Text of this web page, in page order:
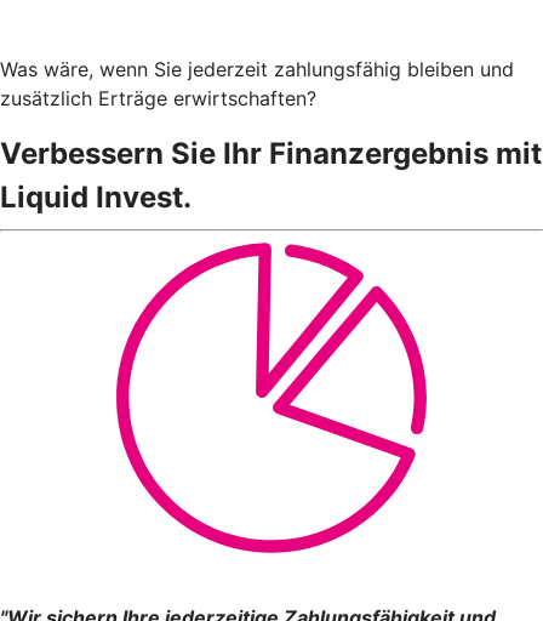
Was wäre, wenn Sie jederzeit zahlungsfähig bleiben und
zusätzlich Erträge erwirtschaften?
Verbessern Sie Ihr Finanzergebnis mit
Liquid Invest.